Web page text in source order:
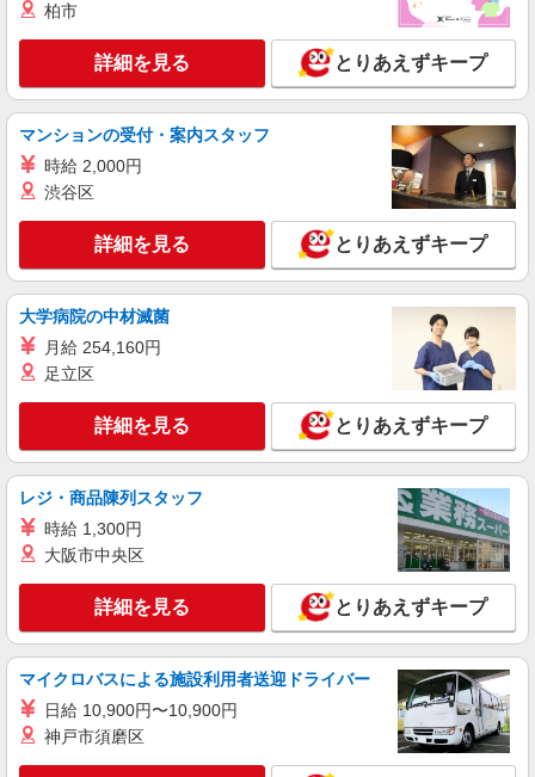
柏市
詳細を見る とりあえずキープ
マンションの受付・案内スタッフ
時給 2,000円
渋谷区
詳細を見る とりあえずキープ
大学病院の中材滅菌
月給 254,160円
足立区
詳細を見る とりあえずキープ
レジ・商品陳列スタッフ
時給 1,300円
大阪市中央区
詳細を見る とりあえずキープ
マイクロバスによる施設利用者送迎ドライバー
日給 10,900円〜10,900円
神戸市須磨区